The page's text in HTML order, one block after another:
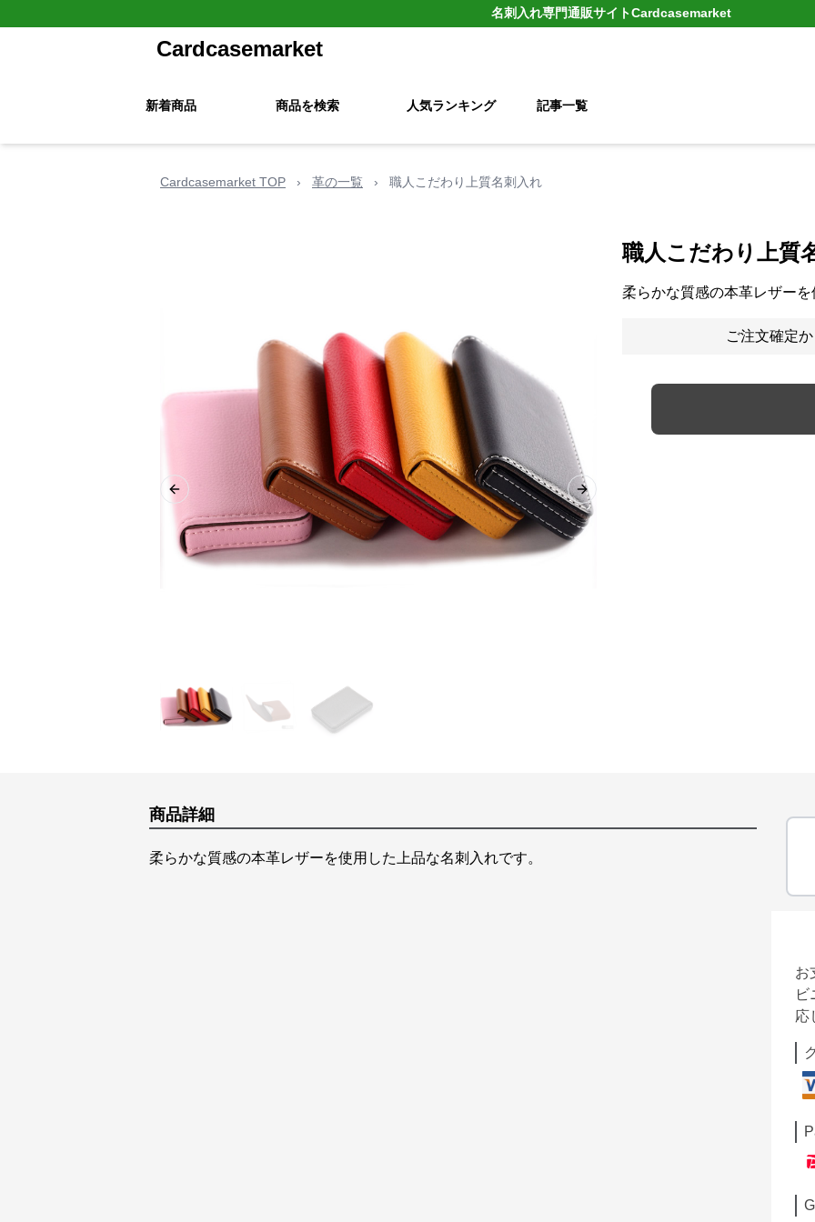
名刺入れ専門通販サイトCardcasemarket
Cardcasemarket
新着商品 商品を検索 人気ランキング 記事一覧
Cardcasemarket TOP › 革の一覧 › 職人こだわり上質名刺入れ
Previous slide Next slide
職人こだわり上質
柔らかな質感の本革レザー
ご注文確定
商品詳細
柔らかな質感の本革レザーを使用した上品な名刺入れです。
お
ビ
応